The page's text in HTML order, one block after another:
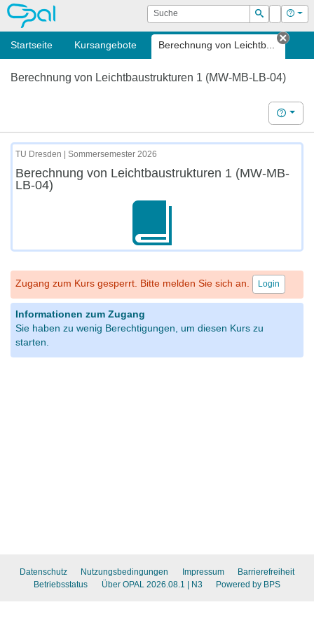
OPAL Suche
Suchen
Login Hilfe
Startseite Kursangebote Berechnung von Leichtb...
Tab
Berechnung von Leichtbaustrukturen 1 (MW-MB-LB-04)
Hilfe
TU Dresden | Sommersemester 2026
Berechnung von Leichtbaustrukturen 1 (MW-MB-
LB-04)
Zugang zum Kurs gesperrt. Bitte melden Sie sich an. Login
Informationen zum Zugang
Sie haben zu wenig Berechtigungen, um diesen Kurs zu
starten.
Datenschutz Nutzungsbedingungen Impressum
Barrierefreiheit
Betriebsstatus
Über OPAL 2026.08.1 | N3 Powered by BPS